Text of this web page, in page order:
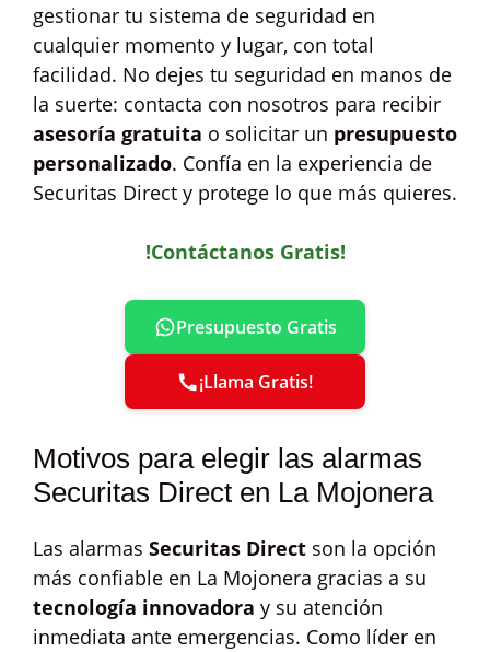
gestionar tu sistema de seguridad en
cualquier momento y lugar, con total
facilidad. No dejes tu seguridad en manos de
la suerte: contacta con nosotros para recibir
asesoría gratuita o solicitar un presupuesto
personalizado. Confía en la experiencia de
Securitas Direct y protege lo que más quieres.
!Contáctanos Gratis!
Presupuesto Gratis
¡Llama Gratis!
Motivos para elegir las alarmas
Securitas Direct en La Mojonera
Las alarmas Securitas Direct son la opción
más confiable en La Mojonera gracias a su
tecnología innovadora y su atención
inmediata ante emergencias. Como líder en